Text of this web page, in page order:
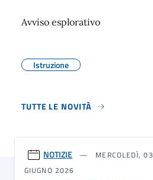
Avviso esplorativo
Istruzione
TUTTE LE NOVITÀ
NOTIZIE
MERCOLEDÌ, 03
GIUGNO 2026